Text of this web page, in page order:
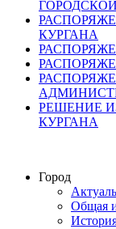
КУРГАНА
РЕШЕНИЕ
КУРГАНА
Город
Общая